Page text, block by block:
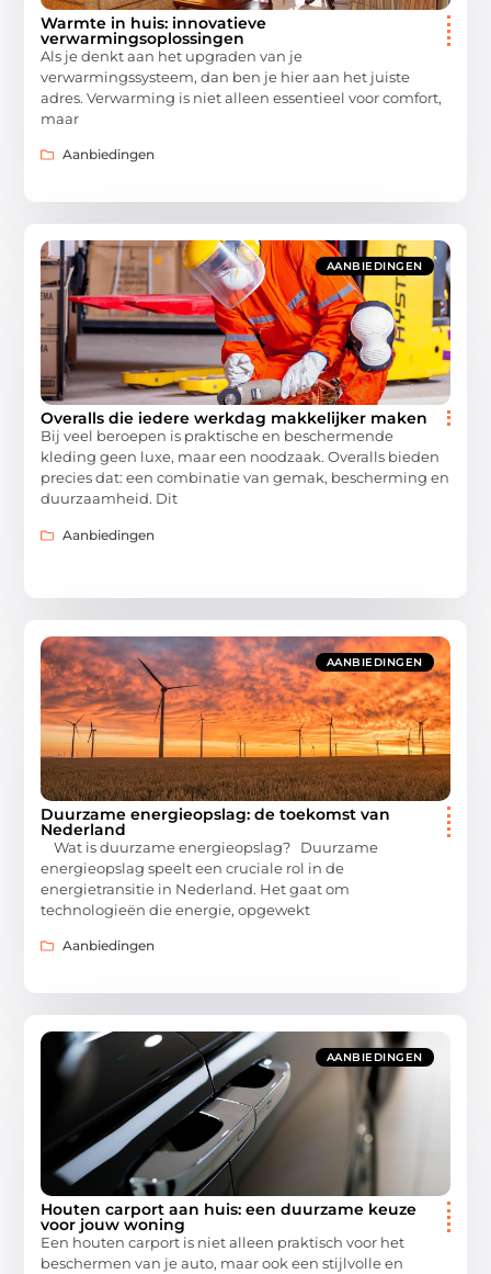
Warmte in huis: innovatieve
verwarmingsoplossingen
Als je denkt aan het upgraden van je
verwarmingssysteem, dan ben je hier aan het juiste
adres. Verwarming is niet alleen essentieel voor comfort,
maar
Aanbiedingen
AANBIEDINGEN
Overalls die iedere werkdag makkelijker maken
Bij veel beroepen is praktische en beschermende
kleding geen luxe, maar een noodzaak. Overalls bieden
precies dat: een combinatie van gemak, bescherming en
duurzaamheid. Dit
Aanbiedingen
AANBIEDINGEN
Duurzame energieopslag: de toekomst van
Nederland
Wat is duurzame energieopslag? Duurzame
energieopslag speelt een cruciale rol in de
energietransitie in Nederland. Het gaat om
technologieën die energie, opgewekt
Aanbiedingen
AANBIEDINGEN
Houten carport aan huis: een duurzame keuze
voor jouw woning
Een houten carport is niet alleen praktisch voor het
beschermen van je auto, maar ook een stijlvolle en